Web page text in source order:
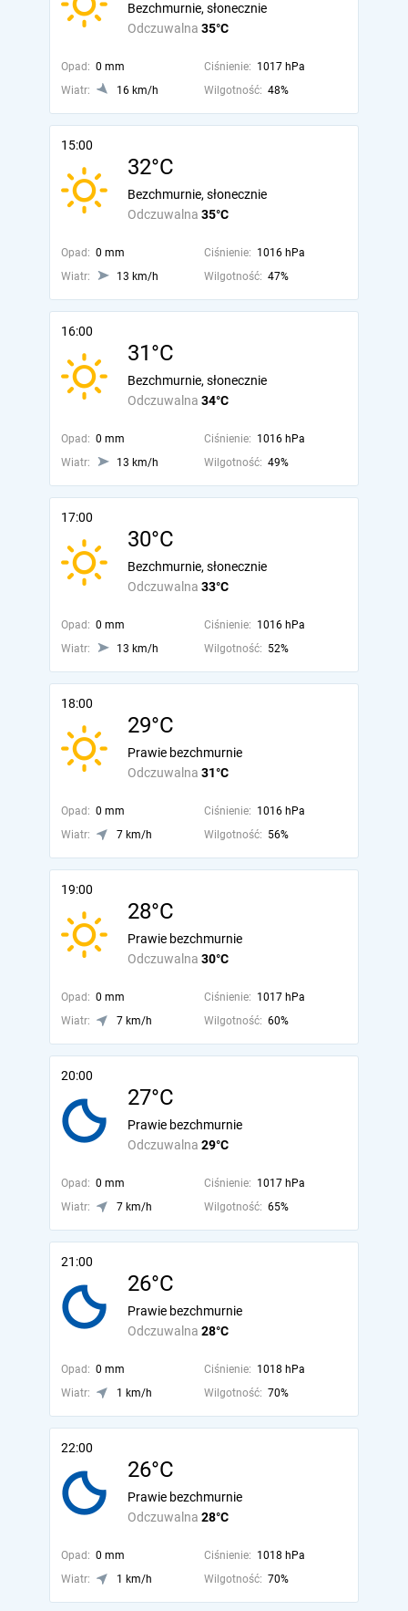
Odczuwalna 35°C
Bezchmurnie, słonecznie
Opad: 0 mm Ciśnienie: 1017 hPa
Wiatr:
16 km/h Wilgotność: 48%
15:00
32°C
Odczuwalna 35°C
Bezchmurnie, słonecznie
Opad: 0 mm Ciśnienie: 1016 hPa
Wiatr:
13 km/h Wilgotność: 47%
16:00
31°C
Odczuwalna 34°C
Bezchmurnie, słonecznie
Opad: 0 mm Ciśnienie: 1016 hPa
Wiatr:
13 km/h Wilgotność: 49%
17:00
30°C
Odczuwalna 33°C
Bezchmurnie, słonecznie
Opad: 0 mm Ciśnienie: 1016 hPa
Wiatr:
13 km/h Wilgotność: 52%
18:00
29°C
Odczuwalna 31°C
Prawie bezchmurnie
Opad: 0 mm Ciśnienie: 1016 hPa
Wiatr:
7 km/h Wilgotność: 56%
19:00
28°C
Odczuwalna 30°C
Prawie bezchmurnie
Opad: 0 mm Ciśnienie: 1017 hPa
Wiatr:
7 km/h Wilgotność: 60%
20:00
27°C
Odczuwalna 29°C
Prawie bezchmurnie
Opad: 0 mm Ciśnienie: 1017 hPa
Wiatr:
7 km/h Wilgotność: 65%
21:00
26°C
Odczuwalna 28°C
Prawie bezchmurnie
Opad: 0 mm Ciśnienie: 1018 hPa
Wiatr:
1 km/h Wilgotność: 70%
22:00
26°C
Odczuwalna 28°C
Prawie bezchmurnie
Opad: 0 mm Ciśnienie: 1018 hPa
Wiatr:
1 km/h Wilgotność: 70%